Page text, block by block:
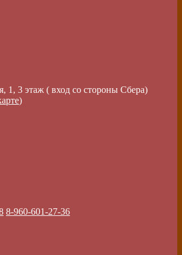
1, 3 этаж ( вход со стороны Сбера)
)
8-960-601-27-36